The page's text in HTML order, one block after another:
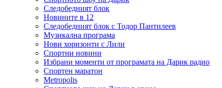
Следобедният блок
Новините в 12
Следобедният блок с Тодор Пантилеев
Музикална програма
Нови хоризонти с Лили
Спортни новини
Избрани моменти от програмата на Дарик радио
Спортен маратон
Metropolis